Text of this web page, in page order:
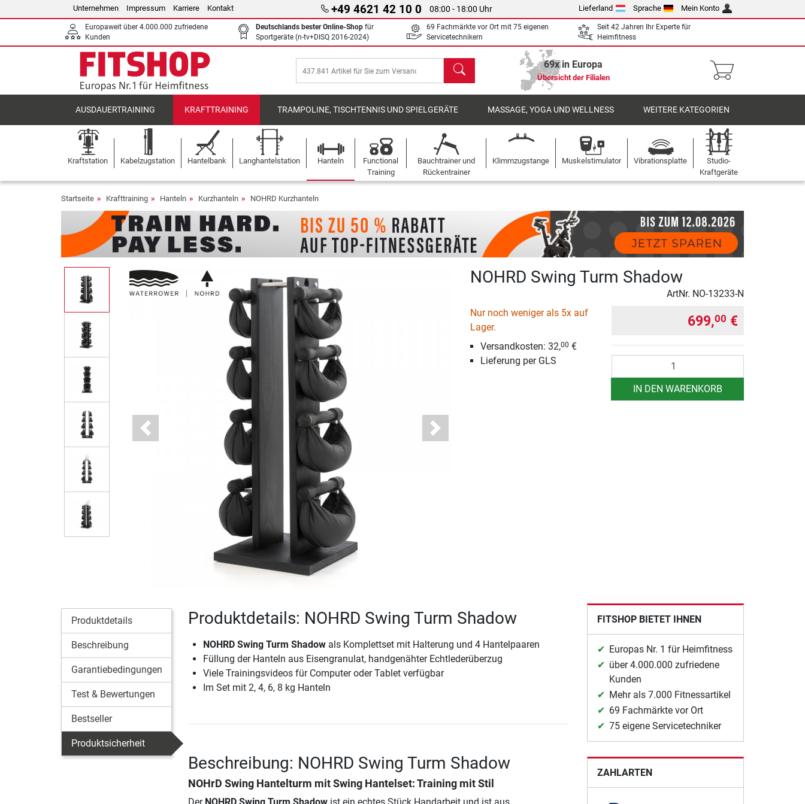
Unternehmen Impressum Karriere Kontakt +49 4621 42 10 0 08:00 - 18:00 Uhr Lieferland Sprache Mein Konto
Europaweit über 4.000.000 zufriedene
Kunden
Deutschlands bester Online-Shop für
Sportgeräte (n-tv+DISQ 2016-2024)
69 Fachmärkte vor Ort mit 75 eigenen
Servicetechnikern
Seit 42 Jahren Ihr Experte für
Heimfitness
Suchen 69x in Europa
Übersicht der Filialen
AUSDAUERTRAINING KRAFTTRAINING TRAMPOLINE, TISCHTENNIS UND SPIELGERÄTE MASSAGE, YOGA UND WELLNESS WEITERE KATEGORIEN
Kraftstation Kabelzugstation Hantelbank Langhantelstation Hanteln
Functional
Training
Bauchtrainer und
Rückentrainer
Klimmzugstange Muskelstimulator Vibrationsplatte
Studio-
Kraftgeräte
Startseite Krafttraining Hanteln Kurzhanteln NOHRD Kurzhanteln
Previous Next
NOHRD Swing Turm Shadow
ArtNr. NO-13233-N
Nur noch weniger als 5x auf
Lager.
Versandkosten: 32,00 €
Lieferung per GLS
699,00 €
IN DEN WARENKORB
Produktdetails
Beschreibung
Garantiebedingungen
Test & Bewertungen
Bestseller
Produktsicherheit
Produktdetails: NOHRD Swing Turm Shadow
NOHRD Swing Turm Shadowals Komplettset mit Halterung und 4 Hantelpaaren
Füllung der Hanteln aus Eisengranulat, handgenähter Echtlederüberzug
Viele Trainingsvideos für Computer oder Tablet verfügbar
Im Set mit 2, 4, 6, 8 kg Hanteln
Beschreibung: NOHRD Swing Turm Shadow
NOHrD Swing Hantelturm mit Swing Hantelset: Training mit Stil
FITSHOP BIETET IHNEN
Europas Nr. 1 für Heimfitness
über 4.000.000 zufriedene
Kunden
Mehr als 7.000 Fitnessartikel
69 Fachmärkte vor Ort
75 eigene Servicetechniker
ZAHLARTEN